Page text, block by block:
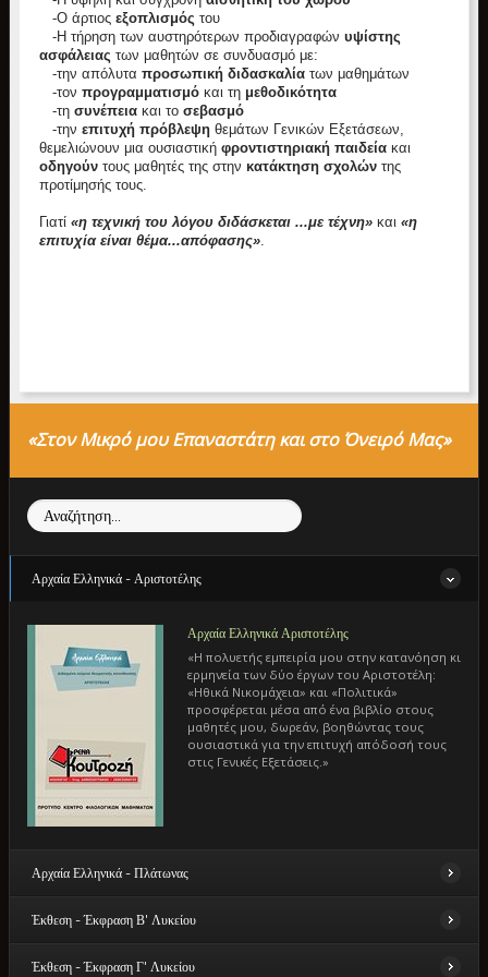
-Ο άρτιος εξοπλισμός του
-Η τήρηση των αυστηρότερων προδιαγραφών υψίστης
ασφάλειας των μαθητών σε συνδυασμό με:
-την απόλυτα προσωπική διδασκαλίατων μαθημάτων
-τον προγραμματισμόκαι τη μεθοδικότητα
-τη συνέπειακαι το σεβασμό
-την επιτυχή πρόβλεψηθεμάτων Γενικών Εξετάσεων,
θεμελιώνουν μια ουσιαστική φροντιστηριακή παιδείακαι
οδηγούντους μαθητές της στην κατάκτηση σχολώντης
προτίμησής τους.
Γιατί «η τεχνική του λόγου διδάσκεται ...με τέχνη»και «η
επιτυχία είναι θέμα...απόφασης».
«Στον Μικρό μου Επαναστάτη και στο Όνειρό Μας»
Αναζήτηση...
Αρχαία Ελληνικά - Αριστοτέλης
Αρχαία Ελληνικά Αριστοτέλης
«Η πολυετής εμπειρία μου στην κατανόηση κι
ερμηνεία των δύο έργων του Αριστοτέλη:
«Ηθικά Νικομάχεια» και «Πολιτικά»
προσφέρεται μέσα από ένα βιβλίο στους
μαθητές μου, δωρεάν, βοηθώντας τους
ουσιαστικά για την επιτυχή απόδοσή τους
στις Γενικές Εξετάσεις.»
Αρχαία Ελληνικά - Πλάτωνας
ΑρχαίαΕλληνικά - Πλάτωνας
έργων του Πλάτωνα: «Πρωταγόρας» και
Έκθεση - Έκφραση Β' Λυκείου
Έκθεση - Έκφραση Γ' Λυκείου